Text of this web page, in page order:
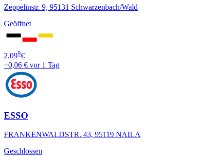
Zeppelinstr. 9, 95131 Schwarzenbach/Wald
Geöffnet
2,099€
+0,06 € vor 1 Tag
ESSO
FRANKENWALDSTR. 43, 95119 NAILA
Geschlossen